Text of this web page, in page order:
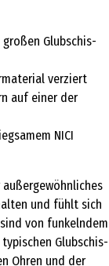
Glubschis-
verziert
auf einer der
NICI
und fühlt sich
von funkelndem
Glubschis-
Ohren und der